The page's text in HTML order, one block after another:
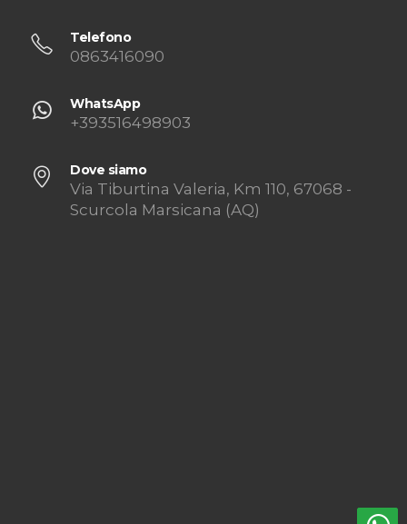
Telefono
0863416090
WhatsApp
+393516498903
Dove siamo
Via Tiburtina Valeria, Km 110, 67068 -
Scurcola Marsicana (AQ)